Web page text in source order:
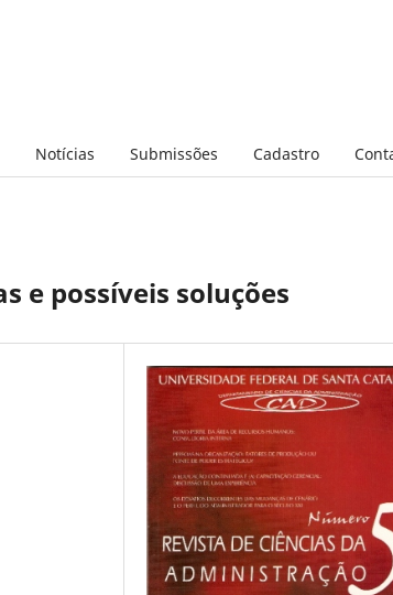
Notícias Submissões Cadastro
e possíveis soluções